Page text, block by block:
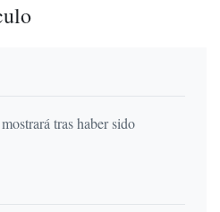
tras haber sido